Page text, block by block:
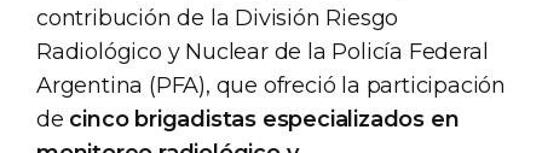
contribución de la División Riesgo
Radiológico y Nuclear de la Policía Federal
Argentina (PFA), que ofreció la participación
de cinco brigadistas especializados en